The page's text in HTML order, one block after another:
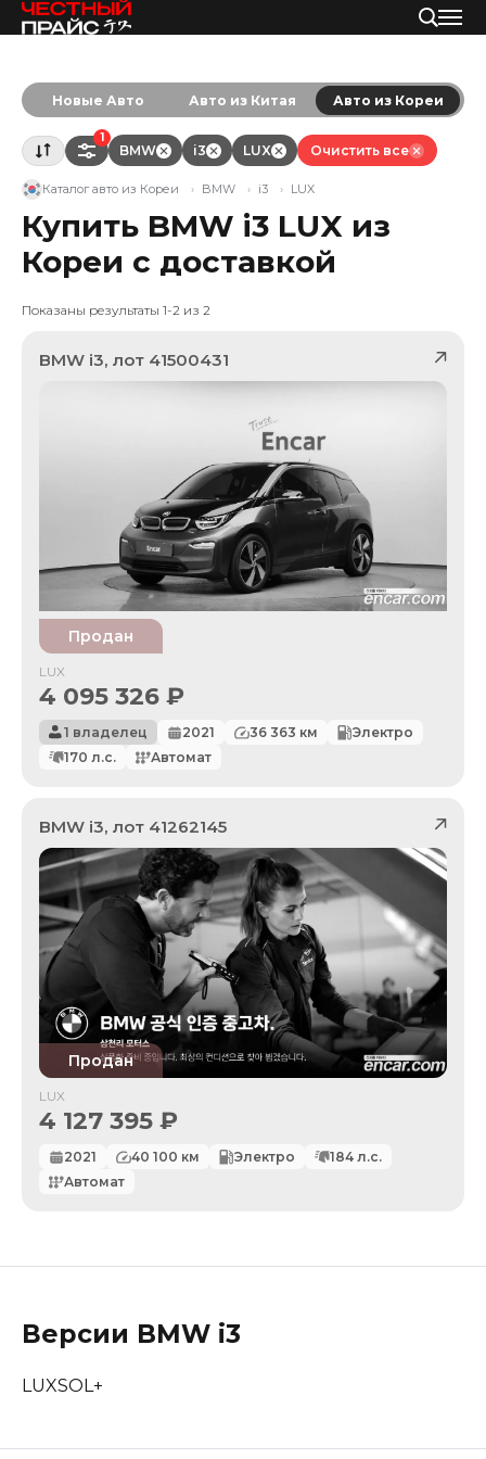
Новые Авто Авто из Китая Авто из Кореи
1
BMW i3 LUX Очистить все
Каталог авто из Кореи BMW i3 LUX
Купить BMW i3 LUX из
Кореи с доставкой
Показаны результаты 1-2 из 2
BMW i3, лот 41500431
Продан
LUX
4 095 326 ₽
1 владелец 2021 36 363 км
Электро
170 л.с. Автомат
BMW i3, лот 41262145
Продан
LUX
4 127 395 ₽
2021 40 100 км Электро 184 л.с.
Автомат
Версии BMW i3
LUXSOL+